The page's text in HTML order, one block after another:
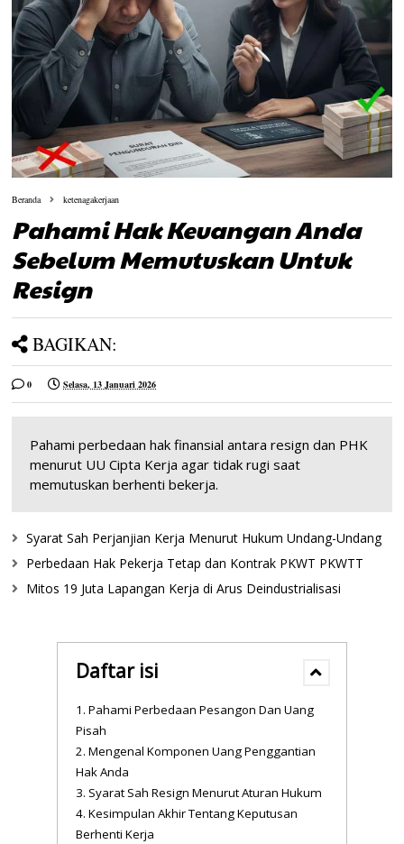
Beranda ketenagakerjaan
Pahami Hak Keuangan Anda
Sebelum Memutuskan Untuk
Resign
BAGIKAN:
0 Selasa, 13 Januari 2026
Pahami perbedaan hak finansial antara resign dan PHK
menurut UU Cipta Kerja agar tidak rugi saat
memutuskan berhenti bekerja.
Syarat Sah Perjanjian Kerja Menurut Hukum Undang-Undang
Perbedaan Hak Pekerja Tetap dan Kontrak PKWT PKWTT
Mitos 19 Juta Lapangan Kerja di Arus Deindustrialisasi
Daftar isi
Pahami Perbedaan Pesangon Dan Uang
Pisah
Mengenal Komponen Uang Penggantian
Hak Anda
Syarat Sah Resign Menurut Aturan Hukum
Kesimpulan Akhir Tentang Keputusan
Berhenti Kerja